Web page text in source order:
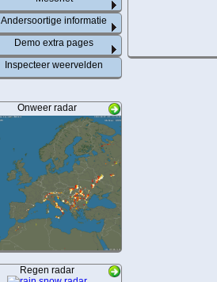
Andersoortige informatie
Demo extra pages
Inspecteer weervelden
Onweer radar
Regen radar